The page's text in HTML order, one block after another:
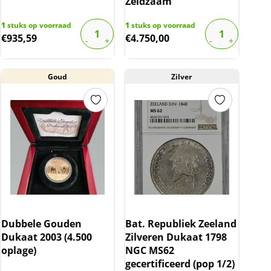
1 stuks op voorraad
€935,59
1 stuks op voorraad
€4.750,00
Goud
Dubbele Gouden
Dukaat 2003 (4.500
oplage)
Zilver
Bat. Republiek Zeeland
Zilveren Dukaat 1798
NGC MS62
gecertificeerd (pop 1/2)